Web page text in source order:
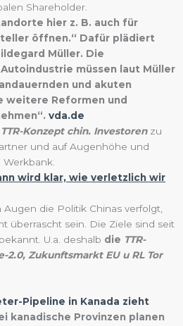
Shareholder.
hier z. B. auch für
öffnen.“ Dafür plädiert
Müller. Die
müssen laut Müller
und akuten
weitere Reformen und
vda.de
TTR-Konzept chin. Investorenzu
und auf Augenhöhe und
wird klar, wie verletzlich wir
die Politik Chinas verfolgt,
überrascht sein. Die Ziele sind seit
U.a. deshalb die TTR-
2.0, Zukunftsmarkt EU u RL Tor
Pipeline in Kanada zieht
kanadische Provinzen planen